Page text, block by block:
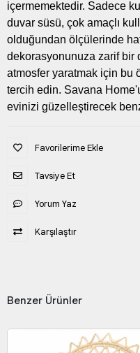
içermemektedir. Sadece
duvar süsü, çok amaçlı
olduğundan ölçülerinde
dekorasyonunuza zarif bir
atmosfer yaratmak için bu
tercih edin. Savana
evinizi güzelleştirecek
Favorilerime Ekle
Tavsiye Et
Yorum Yaz
Karşılaştır
Benzer Ürünler